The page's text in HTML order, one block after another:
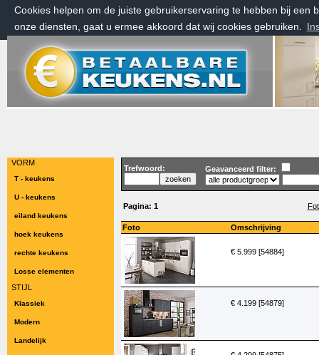
Cookies helpen om de juiste gebruikerservaring te hebben bij een
onze diensten, gaat u ermee akkoord dat wij cookies gebruiken.
vrijdag 7 augustus 2026, 14:34 uur
Welkom bij Betaalbarekeukens.nl
VORM
T - keukens
U - keukens
eiland keukens
hoek keukens
rechte keukens
Losse elementen
STIJL
Klassiek
Modern
Landelijk
Trefwoord: Geavanceerd filter:
Pagina: 1
Foto Omschrijving
€ 5.999 [54884]
€ 4.199 [54879]